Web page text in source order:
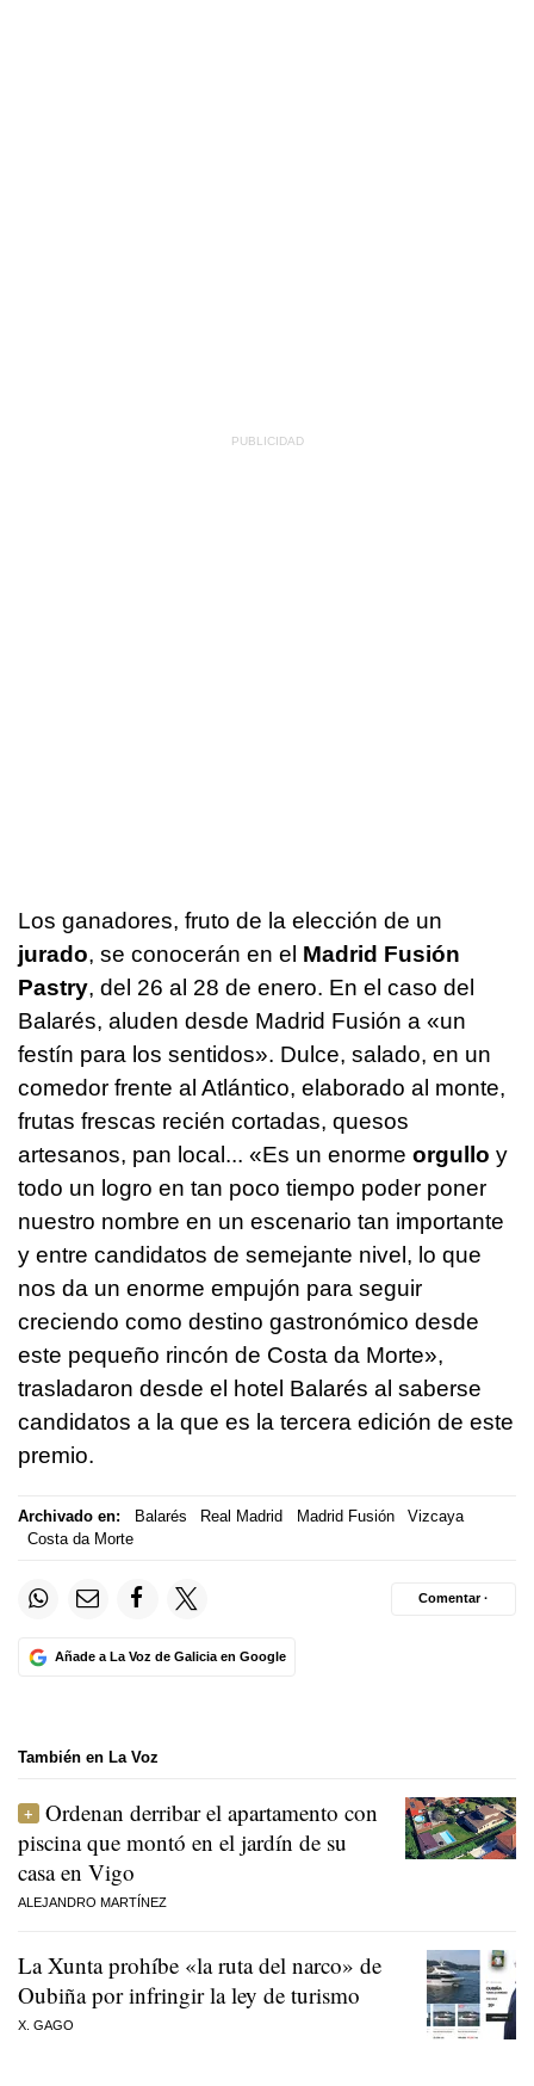
Los ganadores, fruto de la elección de un
jurado, se conocerán en el Madrid Fusión
Pastry, del 26 al 28 de enero. En el caso del
Balarés, aluden desde Madrid Fusión a «un
festín para los sentidos». Dulce, salado, en un
comedor frente al Atlántico, elaborado al monte,
frutas frescas recién cortadas, quesos
artesanos, pan local... «Es un enorme orgullo y
todo un logro en tan poco tiempo poder poner
nuestro nombre en un escenario tan importante
y entre candidatos de semejante nivel, lo que
nos da un enorme empujón para seguir
creciendo como destino gastronómico desde
este pequeño rincón de Costa da Morte»,
trasladaron desde el hotel Balarés al saberse
candidatos a la que es la tercera edición de este
premio.
Archivado en: Balarés Real Madrid Madrid Fusión
Vizcaya
Costa da Morte
Añade a La Voz de Galicia en Google
Comentar ·
También en La Voz
Ordenan derribar el apartamento con
piscina que montó en el jardín de su
casa en Vigo
ALEJANDRO MARTÍNEZ
La Xunta prohíbe «la ruta del narco» de
Oubiña por infringir la ley de turismo
X. GAGO